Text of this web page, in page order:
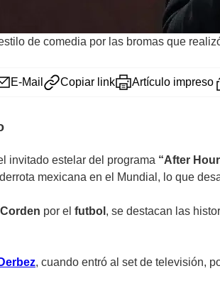
de comedia por las bromas que
E-Mail Copiar link Artículo impreso
invitado estelar del programa “After
mexicana en el Mundial , lo que
Corden por el futbol , se destacan las
Derbez, cuando entró al set de televisión,